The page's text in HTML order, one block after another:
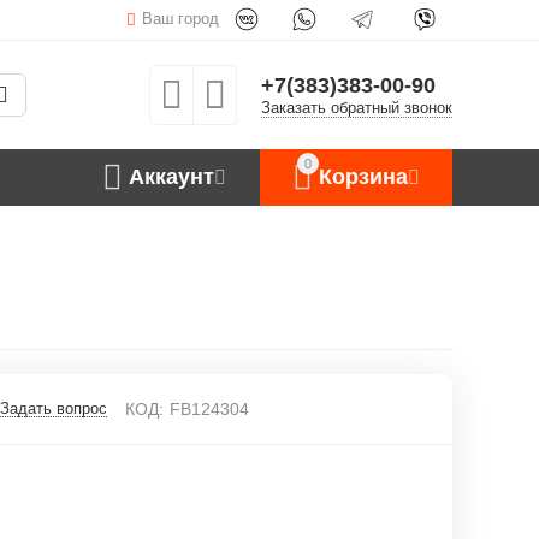
Ваш город
+7(383)383-00-90
Заказать обратный звонок
0
Корзина
Аккаунт
Задать вопрос КОД: FB124304